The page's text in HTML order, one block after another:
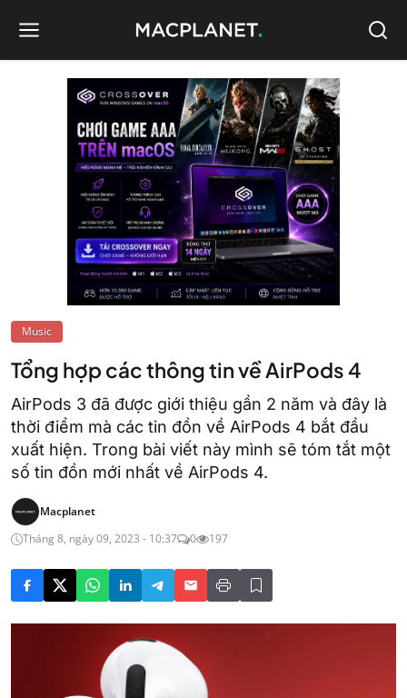
Music
Tổng hợp các thông tin về AirPods 4
AirPods 3 đã được giới thiệu gần 2 năm và đây là
thời điểm mà các tin đồn về AirPods 4 bắt đầu
xuất hiện. Trong bài viết này mình sẽ tóm tắt một
số tin đồn mới nhất về AirPods 4.
Macplanet
Tháng 8, ngày 09, 2023 - 10:37
0 197